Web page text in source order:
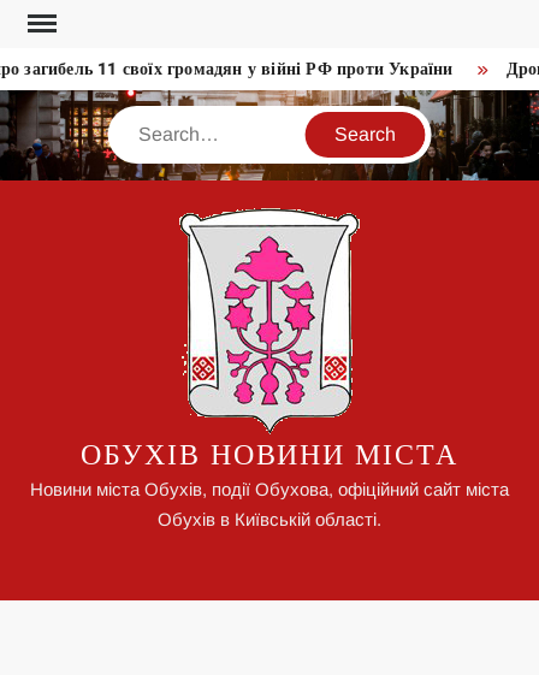
Skip
content
11 своїх громадян у війні РФ проти України
Search
ОБУХІВ НОВИНИ МІСТА
Новини міста Обухів, події Обухова, офіційний сайт міста
Обухів в Київській області.